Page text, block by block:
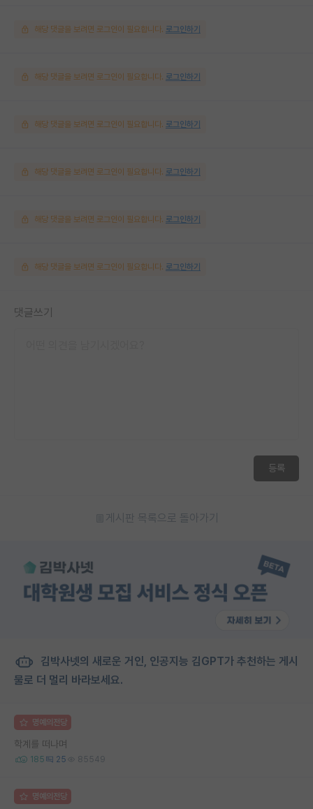
해당 댓글을 보려면 로그인이 필요합니다. 로그인하기
해당 댓글을 보려면 로그인이 필요합니다. 로그인하기
해당 댓글을 보려면 로그인이 필요합니다. 로그인하기
해당 댓글을 보려면 로그인이 필요합니다. 로그인하기
해당 댓글을 보려면 로그인이 필요합니다. 로그인하기
해당 댓글을 보려면 로그인이 필요합니다. 로그인하기
댓글쓰기
등록
게시판 목록으로 돌아가기
김박사넷의 새로운 거인, 인공지능 김GPT가 추천하는 게시
물로 더 멀리 바라보세요.
명예의전당
학계를 떠나며
185 25 85549
명예의전당